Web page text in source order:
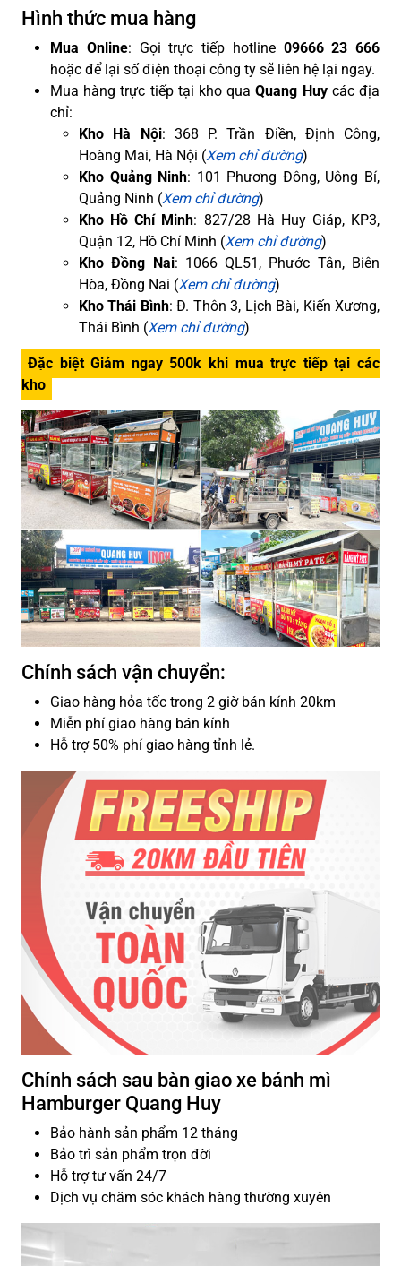
Hình thức mua hàng
Mua Online: Gọi trực tiếp hotline 09666 23 666
hoặc để lại số điện thoại công ty sẽ liên hệ lại ngay.
Mua hàng trực tiếp tại kho quaQuang Huycác địa
chỉ:
Kho Hà Nội: 368 P. Trần Điền, Định Công,
Hoàng Mai, Hà Nội (Xem chỉ đường)
Kho Quảng Ninh: 101 Phương Đông, Uông Bí,
Quảng Ninh (Xem chỉ đường)
Kho Hồ Chí Minh: 827/28 Hà Huy Giáp, KP3,
Quận 12, Hồ Chí Minh (Xem chỉ đường)
Kho Đồng Nai: 1066 QL51, Phước Tân, Biên
Hòa, Đồng Nai (Xem chỉ đường)
Kho Thái Bình: Đ. Thôn 3, Lịch Bài, Kiến Xương,
Thái Bình (Xem chỉ đường)
Đặc biệt Giảm ngay 500k khi mua trực tiếp tại các
kho
Chính sách vận chuyển:
Giao hàng hỏa tốc trong 2 giờ bán kính 20km
Miễn phí giao hàng bán kính
Hỗ trợ 50% phí giao hàng tỉnh lẻ.
Chính sách sau bàn giao xe bánh mì
Hamburger Quang Huy
Bảo hành sản phẩm 12 tháng
Bảo trì sản phẩm trọn đời
Hỗ trợ tư vấn 24/7
Dịch vụ chăm sóc khách hàng thường xuyên